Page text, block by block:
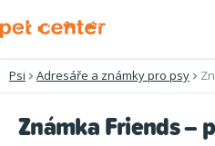
na
Psi Adresáře a známky pro psy
Známka Friends –